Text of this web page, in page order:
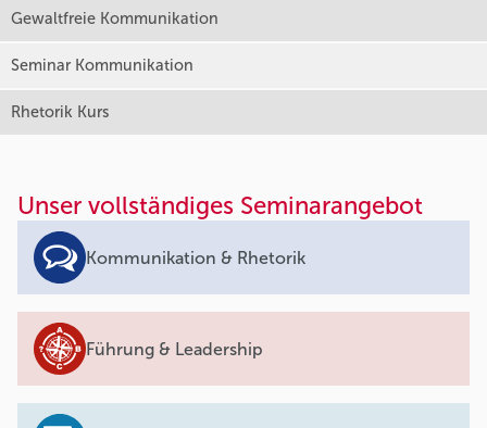
Gewaltfreie Kommunikation
Seminar Kommunikation
Rhetorik Kurs
Unser vollständiges Seminarangebot
Kommunikation & Rhetorik
Führung & Leadership